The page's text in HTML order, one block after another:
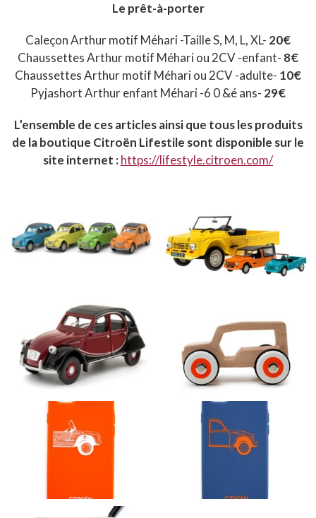
Le prêt-à-porter
Caleçon Arthur motif Méhari -Taille S, M, L, XL- 20€
Chaussettes Arthur motif Méhari ou 2CV -enfant- 8€
Chaussettes Arthur motif Méhari ou 2CV -adulte- 10€
Pyjashort Arthur enfant Méhari -6 0 &é ans- 29€
L’ensemble de ces articles ainsi que tous les produits
de la boutique Citroën Lifestile sont disponible sur le
site internet :https://lifestyle.citroen.com/